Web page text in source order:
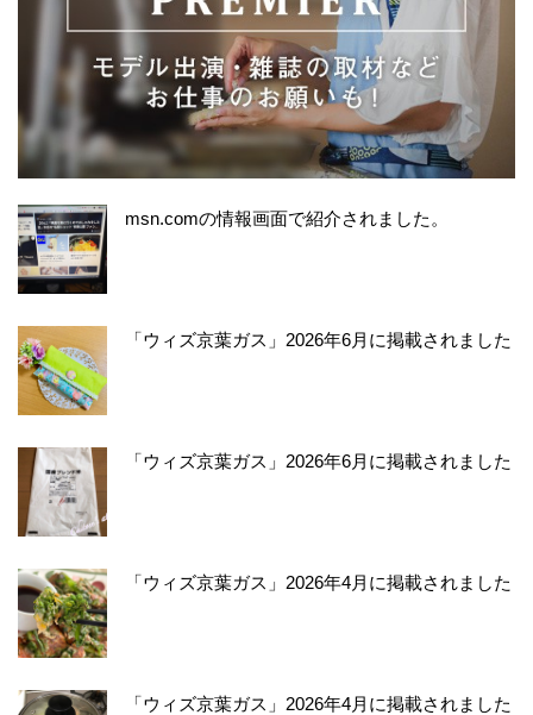
msn.comの情報画面で紹介されました。
「ウィズ京葉ガス」2026年6月に掲載されました
「ウィズ京葉ガス」2026年6月に掲載されました
「ウィズ京葉ガス」2026年4月に掲載されました
「ウィズ京葉ガス」2026年4月に掲載されました